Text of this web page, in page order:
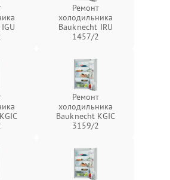
Ремонт
холодильника
Bauknecht IRU
1457/2
Ремонт
холодильника
Bauknecht KGIC
3159/2